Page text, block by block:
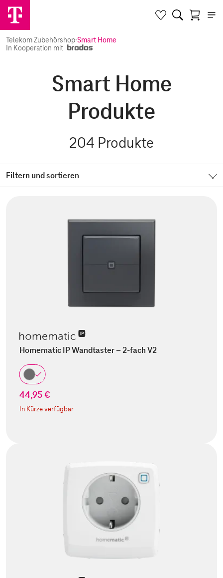
Telekom Zubehörshop·Smart Home
In Kooperation mit
Smart Home
Produkte
204 Produkte
Filtern und sortieren
Homematic IP Wandtaster – 2-fach V2
44,95 €
In Kürze verfügbar